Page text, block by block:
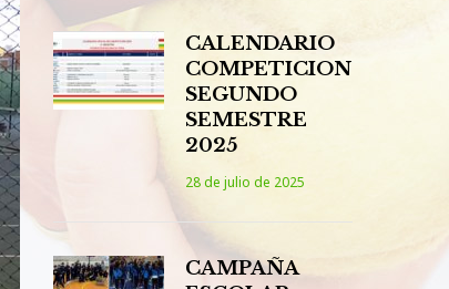
CALENDARIO
COMPETICION
SEGUNDO
SEMESTRE
2025
28 de julio de 2025
CAMPAÑA